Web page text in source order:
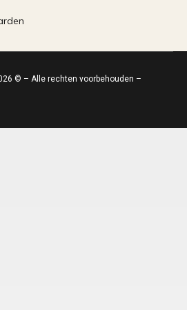
© – Alle rechten voorbehouden –